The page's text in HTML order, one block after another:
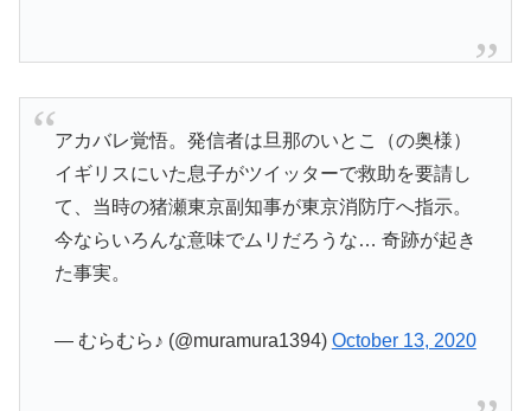
アカバレ覚悟。発信者は旦那のいとこ（の奥様）
イギリスにいた息子がツイッターで救助を要請し
て、当時の猪瀬東京副知事が東京消防庁へ指示。
今ならいろんな意味でムリだろうな… 奇跡が起き
た事実。
— むらむら♪ (@muramura1394) October 13, 2020